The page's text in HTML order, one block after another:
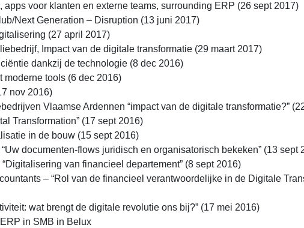
apps voor klanten en externe teams, surrounding ERP (26 sept 2017)
Next Generation – Disruption (13 juni 2017)
(27 april 2017)
Impact van de digitale transformatie (29 maart 2017)
dankzij de technologie (8 dec 2016)
moderne tools (6 dec 2016)
nov 2016)
Vlaamse Ardennen “impact van de digitale transformatie?”
Transformation” (17 sept 2016)
in de bouw (15 sept 2016)
documenten-flows juridisch en organisatorisch bekeken” (13 sept
van financieel departement” (8 sept 2016)
– “Rol van de financieel verantwoordelijke in de Digitale
wat brengt de digitale revolutie ons bij?” (17 mei 2016)
in SMB in Belux